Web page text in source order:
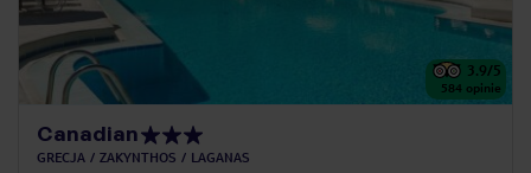
3.9/5
584 opinie
Canadian
GRECJA ZAKYNTHOS LAGANAS